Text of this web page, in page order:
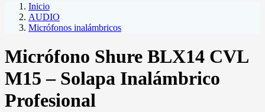
Inicio
AUDIO
Micrófonos inalámbricos
Micrófono Shure BLX14 CVL
M15 – Solapa Inalámbrico
Profesional